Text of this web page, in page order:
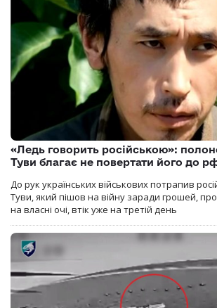
«Ледь говорить російською»:
Туви благає не повертати його до
До рук українських військових потрапив
Туви, який пішов на війну заради грошей,
на власні очі, втік уже на третій день